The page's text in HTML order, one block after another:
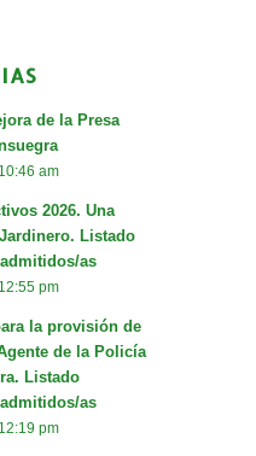
de la Presa
am
2026. Una
Listado
as
pm
la provisión de
de la Policía
Listado
as
pm